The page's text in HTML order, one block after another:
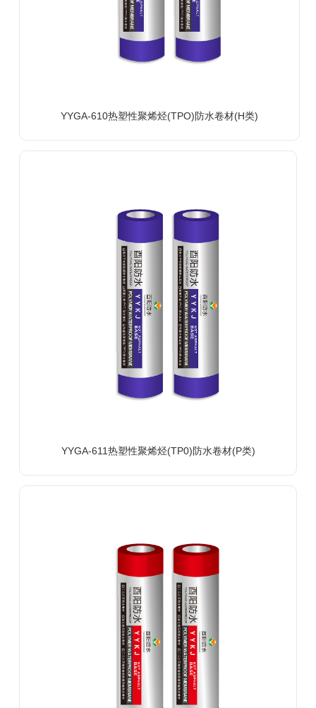
YYGA-610热塑性聚烯烃(TPO)防水卷材(H类)
YYGA-611热塑性聚烯烃(TP0)防水卷材(P类)